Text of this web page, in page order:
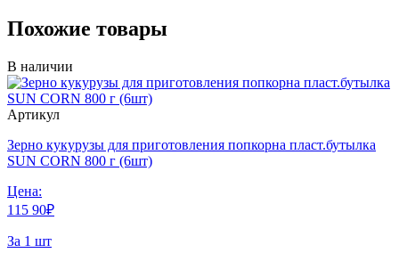
Похожие товары
В наличии
Артикул
Зерно кукурузы для приготовления попкорна пласт.бутылка
SUN CORN 800 г (6шт)
Цена:
115 90₽
За 1 шт